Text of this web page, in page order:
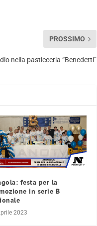
PROSSIMO
nella pasticceria “Benedetti”
festa per la
in serie B
2023